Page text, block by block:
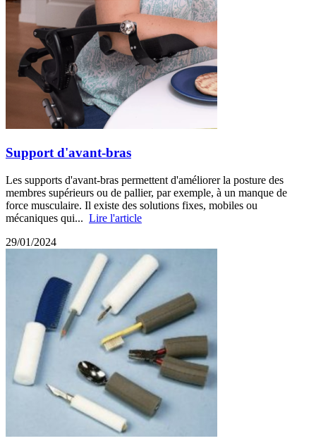
Support d'avant-bras
Les supports d'avant-bras permettent d'améliorer la posture des
membres supérieurs ou de pallier, par exemple, à un manque de
force musculaire. Il existe des solutions fixes, mobiles ou
mécaniques qui... Lire l'article
29/01/2024